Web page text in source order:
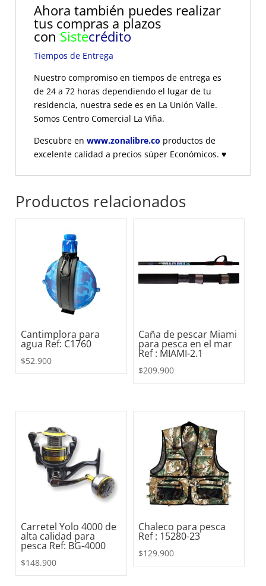
Ahora también puedes realizar
tus compras a plazos
con Sistecrédito
Tiempos de Entrega
Nuestro compromiso en tiempos de entrega es
de 24 a 72 horas dependiendo el lugar de tu
residencia, nuestra sede es en La Unión Valle.
Somos Centro Comercial La Viña.
Descubre en www.zonalibre.co productos de
excelente calidad a precios súper Económicos. ♥
Productos relacionados
Cantimplora para
agua Ref: C1760
$52.900
Caña de pescar Miami
para pesca en el mar
Ref : MIAMI-2.1
$209.900
Carretel Yolo 4000 de
alta calidad para
pesca Ref: BG-4000
$148.900
Chaleco para pesca
Ref : 15280-23
$129.900